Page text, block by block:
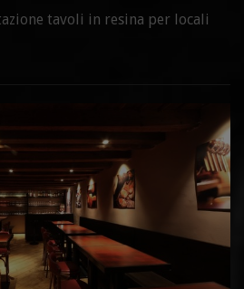
tavoli in resina per locali